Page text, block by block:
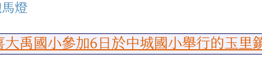
內容
燈
禹國小參加6日於中城國小舉行的玉里